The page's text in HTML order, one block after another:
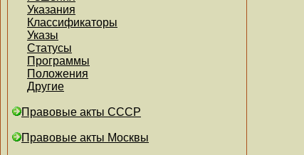
Указания
Классификаторы
Указы
Статусы
Программы
Положения
Другие
Правовые акты СССР
Правовые акты Москвы